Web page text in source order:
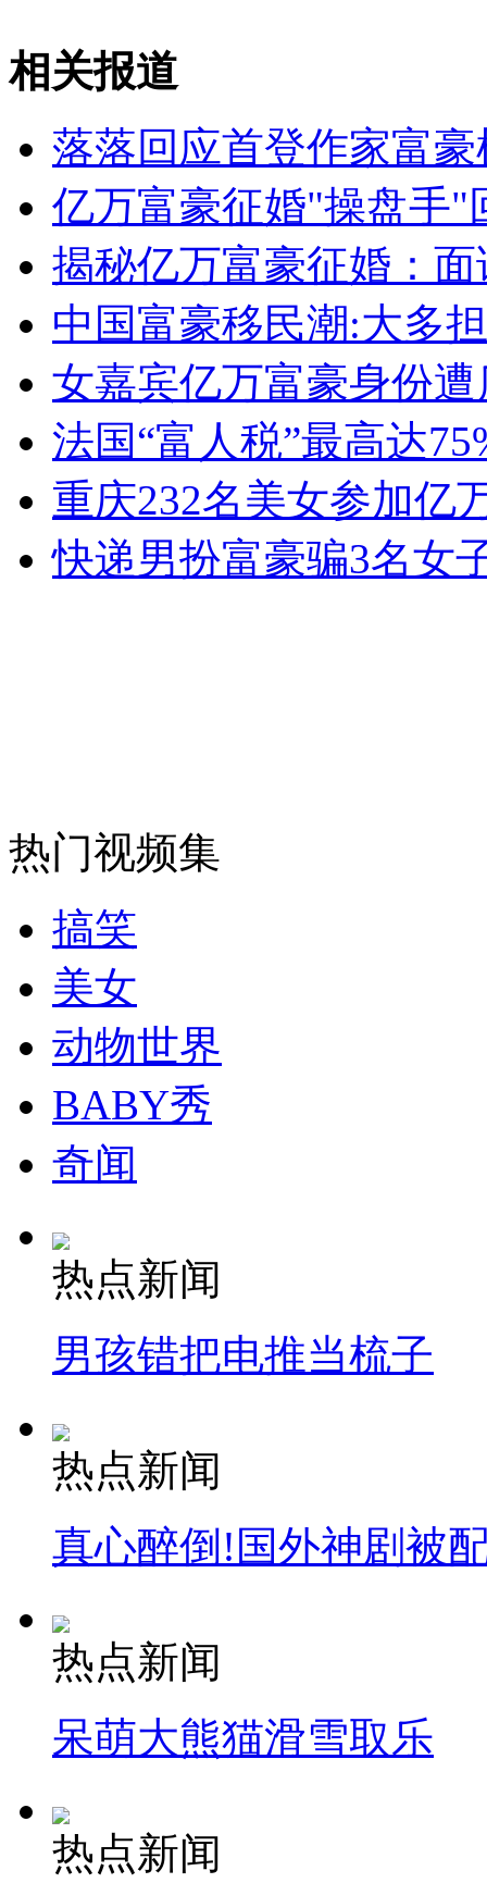
女孩北京地铁殴打老人 痛下狠手拳打脚踢
无痛分娩是否安全 医生回应
外交部：反对强权政治霸凌主义
外交部：有关国家言论片面不公正
司机酒驾遇交警 急速倒车逃窜
相关报道
落落回应首登作家富
亿万富豪征婚"操盘手"
揭秘亿万富豪征婚：
中国富豪移民潮:大多
女嘉宾亿万富豪身份遭
法国“富人税”最高达
重庆232名美女参加亿
快递男扮富豪骗3名女
热门视频集
搞笑
美女
动物世界
BABY秀
奇闻
热点新闻
男孩错把电推当梳子
热点新闻
真心醉倒!国外神剧被
热点新闻
呆萌大熊猫滑雪取乐
热点新闻